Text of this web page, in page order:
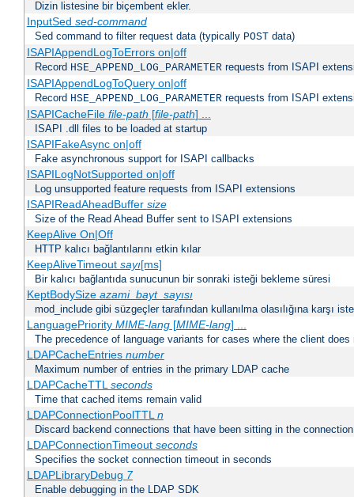
Dizin listesine bir biçembent ekler.
InputSed sed-command
Sed command to filter request data (typically POST data)
ISAPIAppendLogToErrors on|off
Record HSE_APPEND_LOG_PARAMETER requests from ISAPI
ISAPIAppendLogToQuery on|off
Record HSE_APPEND_LOG_PARAMETER requests from ISAPI
ISAPICacheFile file-path [file-path] ...
ISAPI .dll files to be loaded at startup
ISAPIFakeAsync on|off
Fake asynchronous support for ISAPI callbacks
ISAPILogNotSupported on|off
Log unsupported feature requests from ISAPI extensions
ISAPIReadAheadBuffer size
Size of the Read Ahead Buffer sent to ISAPI extensions
KeepAlive On|Off
HTTP kalıcı bağlantılarını etkin kılar
KeepAliveTimeout sayı[ms]
Bir kalıcı bağlantıda sunucunun bir sonraki isteği bekleme süresi
KeptBodySize azami_bayt_sayısı
mod_include gibi süzgeçler tarafından kullanılma olasılığına karşı
LanguagePriority MIME-lang[MIME-lang] ...
The precedence of language variants for cases where the client
LDAPCacheEntries number
Maximum number of entries in the primary LDAP cache
LDAPCacheTTLseconds
Time that cached items remain valid
LDAPConnectionPoolTTLn
Discard backend connections that have been sitting in the
LDAPConnectionTimeout seconds
Specifies the socket connection timeout in seconds
LDAPLibraryDebug 7
Enable debugging in the LDAP SDK